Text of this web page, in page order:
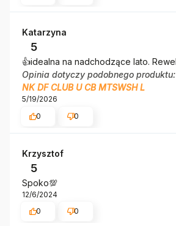
Katarzyna
5
👍️idealna na nadchodzące lato.
Opinia dotyczy podobnego produktu:
NK DF CLUB U CB MTSWSH L
5/19/2026
0
0
Krzysztof
5
Spoko💯
12/6/2024
0
0